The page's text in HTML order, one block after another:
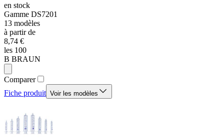
en stock
Gamme DS7201
13 modèles
à partir de
8,74 €
les 100
B BRAUN
Comparer
Fiche produit Voir les modèles